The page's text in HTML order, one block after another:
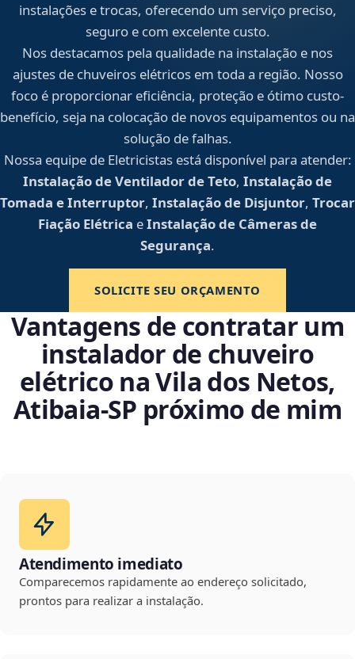
instalações e trocas, oferecendo um serviço preciso,
seguro e com excelente custo.
Nos destacamos pela qualidade na instalação e nos
ajustes de chuveiros elétricos em toda a região. Nosso
foco é proporcionar eficiência, proteção e ótimo custo-
benefício, seja na colocação de novos equipamentos ou na
solução de falhas.
Nossa equipe de Eletricistas está disponível para atender:
Instalação de Ventilador de Teto, Instalação de
Tomada e Interruptor, Instalação de Disjuntor, Trocar
Fiação Elétrica eInstalação de Câmeras de
Segurança.
SOLICITE SEU ORÇAMENTO
Vantagens de contratar um
instalador de chuveiro
elétrico na Vila dos Netos,
Atibaia‑SP próximo de mim
Atendimento imediato
Comparecemos rapidamente ao endereço solicitado,
prontos para realizar a instalação.